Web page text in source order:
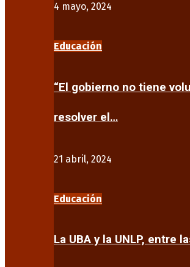
4 mayo, 2024
Educación
“El gobierno no tiene
resolver el…
21 abril, 2024
Educación
La UBA y la UNLP, entre